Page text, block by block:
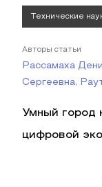
Технические
Авторы статьи
Рассамаха
Сергеевна,
Умный город
цифровой